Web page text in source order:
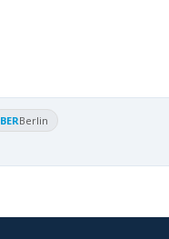
BERBerlin